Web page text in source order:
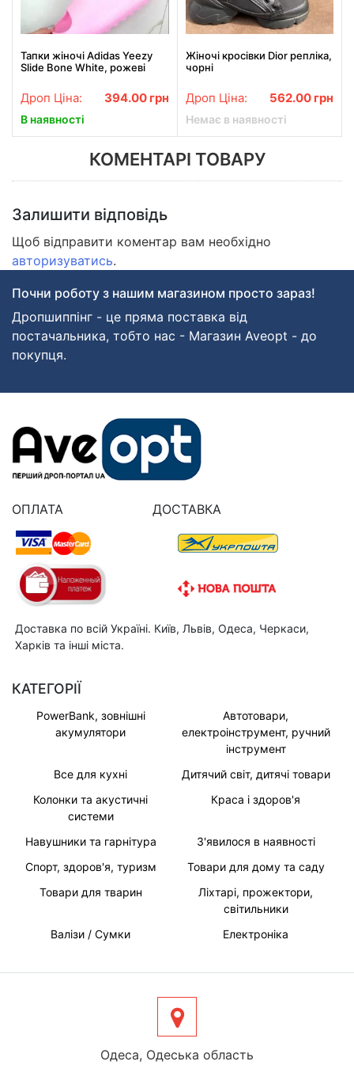
Тапки жіночі Adidas Yeezy
Slide Bone White, рожеві
Дроп Ціна: 394.00 грн
В наявності
Жіночі кросівки Dior репліка,
чорні
Дроп Ціна: 562.00 грн
Немає в наявності
КОМЕНТАРІ ТОВАРУ
Залишити відповідь
Щоб відправити коментар вам необхідно
авторизуватись.
Почни роботу з нашим магазином просто зараз!
Дропшиппінг - це пряма поставка від
постачальника, тобто нас - Магазин Aveopt - до
покупця.
ОПЛАТА ДОСТАВКА
Доставка по всій Україні. Київ, Львів, Одеса, Черкаси,
Харків та інші міста.
КАТЕГОРІЇ
PowerBank, зовнішні
акумулятори
Автотовари,
електроінструмент, ручний
інструмент
Все для кухні
Дитячий світ, дитячі товари
Колонки та акустичні
системи
Краса і здоров'я
Навушники та гарнітура
З'явилося в наявності
Спорт, здоров'я, туризм
Товари для дому та саду
Товари для тварин
Ліхтарі, прожектори,
світильники
Валізи / Сумки
Електроніка
Одеса, Одеська область